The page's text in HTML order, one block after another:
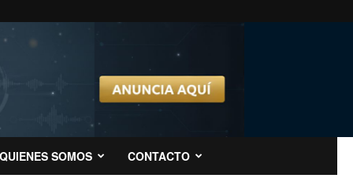
QUIENES SOMOS CONTACTO